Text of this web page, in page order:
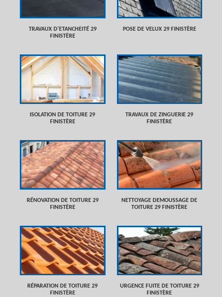
TRAVAUX D'ETANCHEITÉ 29
FINISTÈRE
POSE DE VELUX 29 FINISTÈRE
ISOLATION DE TOITURE 29
FINISTÈRE
TRAVAUX DE ZINGUERIE 29
FINISTÈRE
RÉNOVATION DE TOITURE 29
FINISTÈRE
NETTOYAGE DEMOUSSAGE DE
TOITURE 29 FINISTÈRE
RÉPARATION DE TOITURE 29
FINISTÈRE
URGENCE FUITE DE TOITURE 29
FINISTÈRE